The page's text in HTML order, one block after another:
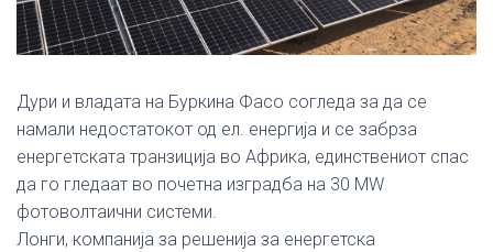
Дури и владата на Буркина Фасо согледа за да се
намали недостатокот од ел. енергија и се забрза
енергетската транзиција во Африка, единствениот спас
да го гледаат во почетна изградба на 30 MW
фотоволтаични системи.
Лонги, компанија за решенија за енергетска